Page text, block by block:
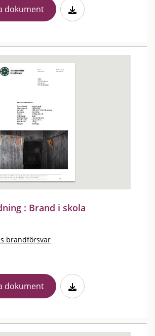
dokument
: Brand i skola
brandförsvar
dokument